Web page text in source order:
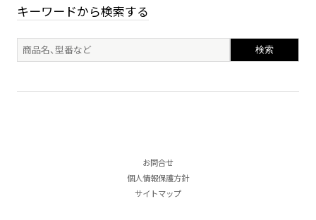
キーワードから検索する
検索
お問合せ
個人情報保護方針
サイトマップ